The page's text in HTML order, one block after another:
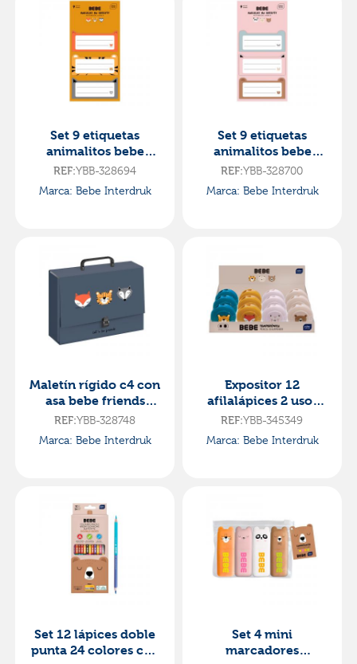
Set 9 etiquetas
animalitos bebe
friends tigre, zorro,
lobo
REF:YBB-328694
Marca: Bebe Interdruk
Set 9 etiquetas
animalitos bebe
friends para escribir
panda, gato, oso
REF:YBB-328700
Marca: Bebe Interdruk
Maletín rígido c4 con
asa bebe friends
tigre, zorro, lobo
REF:YBB-328748
Marca: Bebe Interdruk
Expositor 12
afilalápices 2 usos
con depósito
animalitos bebe
friends
REF:YBB-345349
Marca: Bebe Interdruk
Set 12 lápices doble
punta 24 colores con
Set 4 mini
marcadores